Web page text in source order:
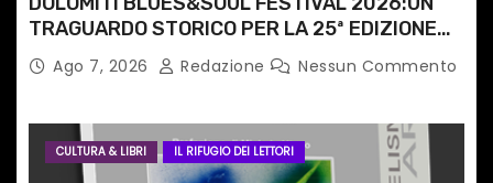
TRAGUARDO STORICO PER LA 25ª EDIZIONE
TRA LE CIME PATRIMONIO UNESCO
Ago 7, 2026 Redazione Nessun Commento
CULTURA & LIBRI IL RIFUGIO DEI LETTORI